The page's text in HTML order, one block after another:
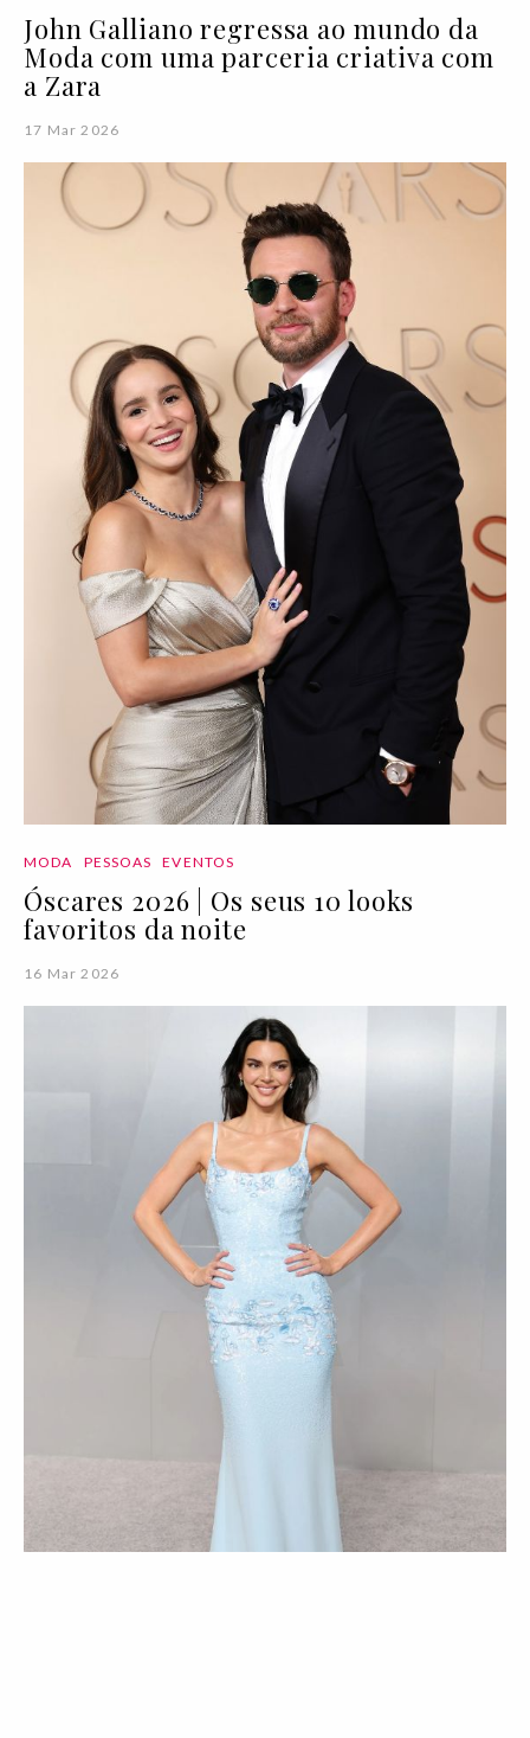
John Galliano regressa ao mundo da
Moda com uma parceria criativa com
a Zara
17 Mar 2026
MODA PESSOAS EVENTOS
Óscares 2026 | Os seus 10 looks
favoritos da noite
16 Mar 2026